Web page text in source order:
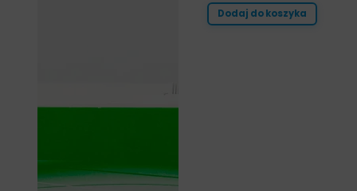
Dodaj do koszyka